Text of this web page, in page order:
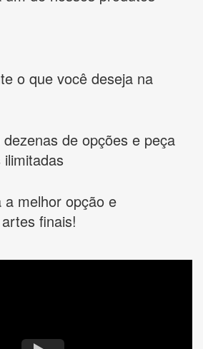
o que você deseja na
de opções e peça
a melhor opção e
finais!